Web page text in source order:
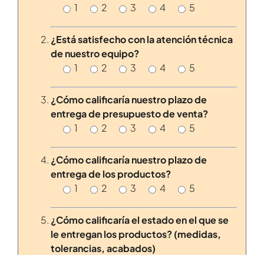
1
2 3 4 5
¿Está satisfecho con la atención técnica
de nuestro equipo?
1
2 3 4 5
¿Cómo calificaría nuestro plazo de
entrega de presupuesto de venta?
1
2 3 4 5
¿Cómo calificaría nuestro plazo de
entrega de los productos?
1
2 3 4 5
¿Cómo calificaría el estado en el que se
le entregan los productos? (medidas,
tolerancias, acabados)